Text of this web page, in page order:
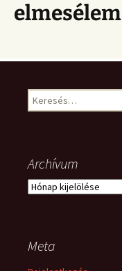
elmesélem
Keresés:
Archívum
Archívum
Meta